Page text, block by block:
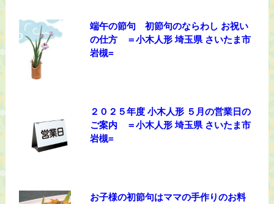
端午の節句 初節句のならわし お祝い
の仕方 ＝小木人形 埼玉県 さいたま市
岩槻=
２０２５年度 小木人形 ５月の営業日の
ご案内 ＝小木人形 埼玉県 さいたま市
岩槻=
お子様の初節句はママの手作りのお料